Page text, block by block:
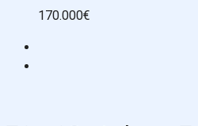
170.000€